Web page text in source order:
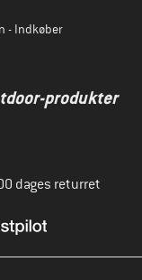
- Indkøber
produkter
dages returret